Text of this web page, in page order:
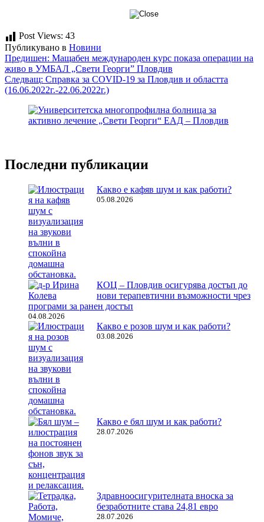
Post Views: 43
Публикувано в Новини
Навигация
Предишен: Мащабен международен курс показа операции на
живо в УМБАЛ „Свети Георги” Пловдив
Следващ: Справка за COVID-19 за Пловдив и областта
(16.06.2022г.-22.06.2022г.)
Последни публикации
Какво е кафяв шум и как работи?
05.08.2026
КОЦ – Пловдив осигурява достъп до
нови терапевтични възможности чрез
програми за ранен достъп
04.08.2026
Какво е розов шум и как работи?
03.08.2026
Какво е бял шум и как работи?
28.07.2026
Здравноосигурителната вноска за
безработните става 24,81 евро
28.07.2026